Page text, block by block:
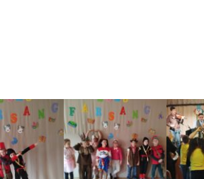
Toggle
sub-
menu